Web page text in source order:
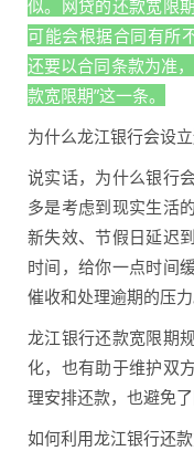
似。网贷的还款宽限
可能会根据合同有所
还要以合同条款为准
款宽限期”这一条。
为什么龙江银行会设立
说实话，为什么银行
多是考虑到现实生活
新失效、节假日延迟
时间，给你一点时间
催收和处理逾期的压力
龙江银行还款宽限期
化，也有助于维护双
理安排还款，也避免
如何利用龙江银行还款